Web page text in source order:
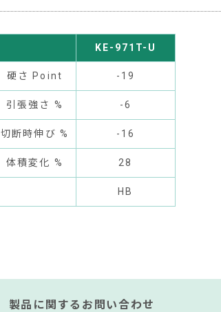
KE-971T-U
硬さ Point -19
引張強さ % -6
切断時伸び % -16
体積変化 % 28
HB
製品に関するお問い合わせ